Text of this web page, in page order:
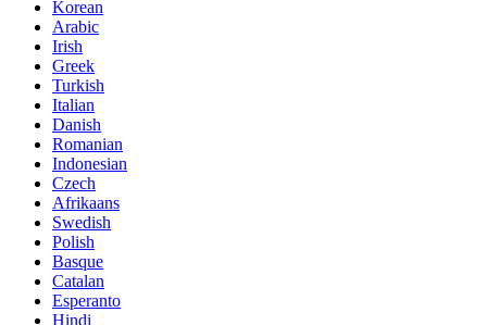
Korean
Arabic
Irish
Greek
Turkish
Italian
Danish
Romanian
Indonesian
Czech
Afrikaans
Swedish
Polish
Basque
Catalan
Esperanto
Hindi